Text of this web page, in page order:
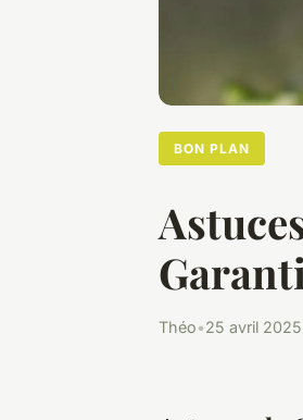
BON PLAN
Théo•25 avril 2025